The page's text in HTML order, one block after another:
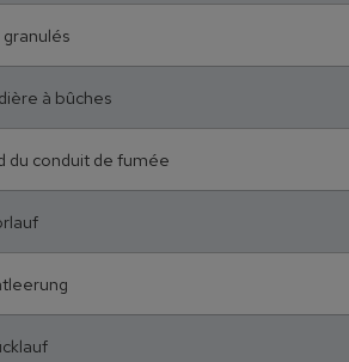
granulés
à bûches
du conduit de fumée